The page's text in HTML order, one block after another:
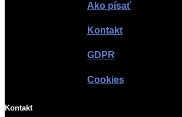
Ako písať
Kontakt
GDPR
Cookies
Kontakt